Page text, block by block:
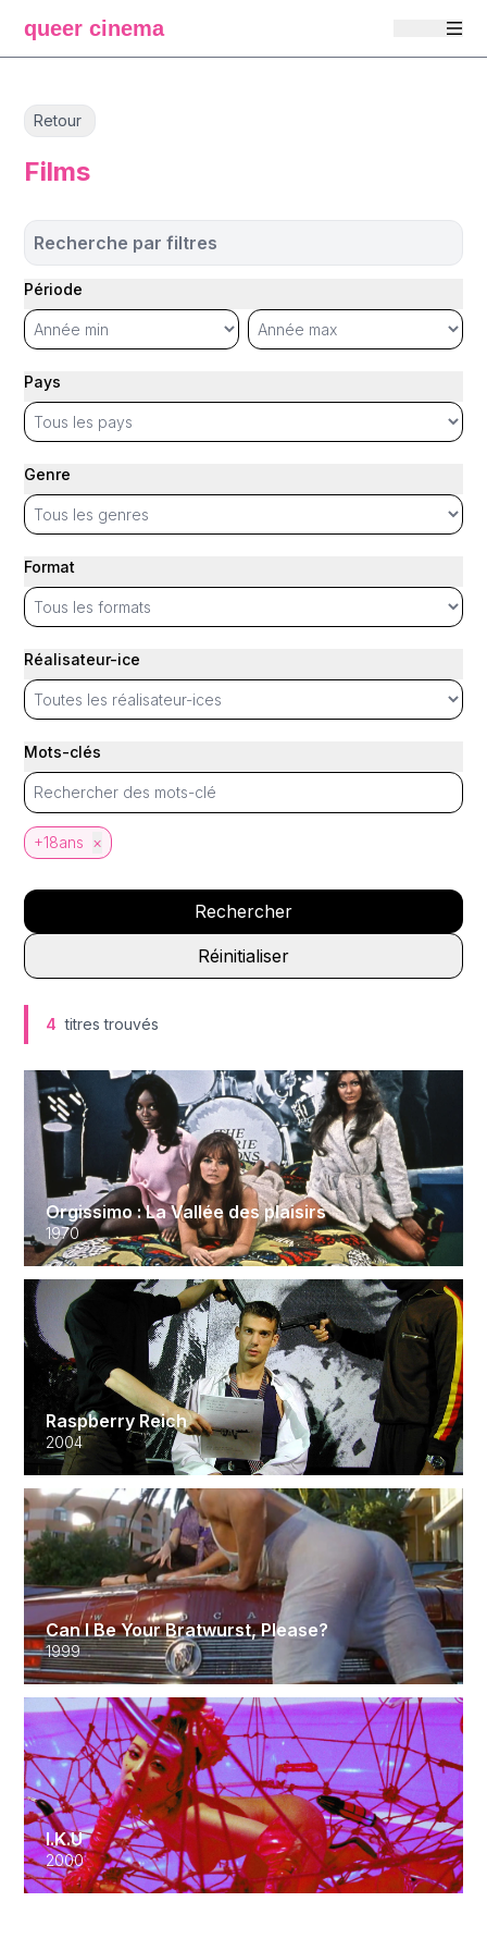
queer cinema
Retour
Films
Recherche par filtres
Période
Pays
Genre
Format
Réalisateur-ice
Mots-clés
+18ans ×
Rechercher
Réinitialiser
4 titres trouvés
Orgissimo : La Vallée des plaisirs
1970
Raspberry Reich
2004
Can I Be Your Bratwurst, Please?
1999
I.K.U
2000